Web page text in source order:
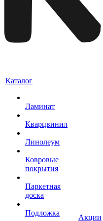
Каталог
Ламинат
Кварцвинил
Линолеум
Ковровые
покрытия
Паркетная
доска
Подложка
Акции